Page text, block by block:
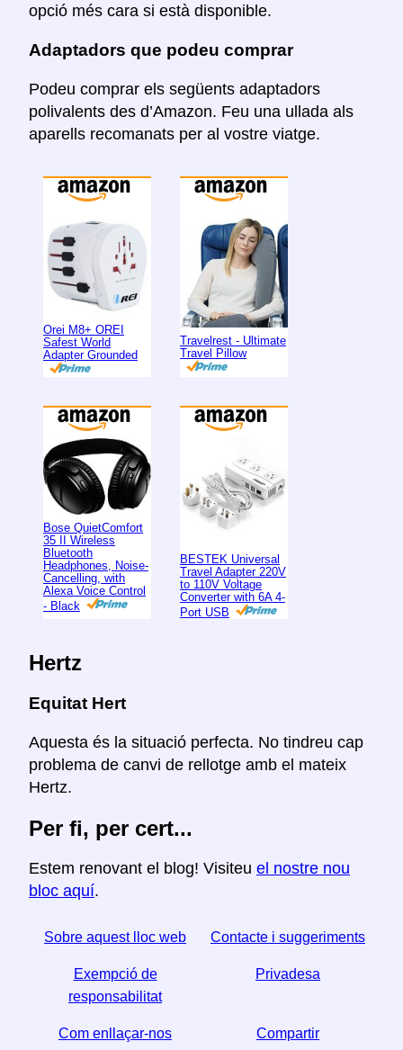
opció més cara si està disponible.
Adaptadors que podeu comprar
Podeu comprar els següents adaptadors
polivalents des d’Amazon. Feu una ullada als
aparells recomanats per al vostre viatge.
Orei M8+ OREI
Safest World
Adapter Grounded
Travelrest - Ultimate
Travel Pillow
Bose QuietComfort
35 II Wireless
Bluetooth
Headphones, Noise-
Cancelling, with
Alexa Voice Control
- Black
BESTEK Universal
Travel Adapter 220V
to 110V Voltage
Converter with 6A 4-
Port USB
Hertz
Equitat Hert
Aquesta és la situació perfecta. No tindreu cap
problema de canvi de rellotge amb el mateix
Hertz.
Per fi, per cert...
Estem renovant el blog! Visiteu el nostre nou
bloc aquí.
Sobre aquest lloc web Contacte i suggeriments
Exempció de
responsabilitat
Privadesa
Com enllaçar-nos Compartir